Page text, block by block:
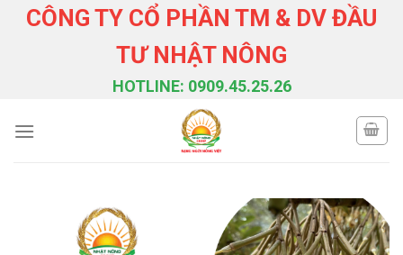
SkipCÔNG TY CỔ PHẦN TM & DV ĐẦU
TƯ NHẬT NÔNG
HOTLINE: 0909.45.25.26